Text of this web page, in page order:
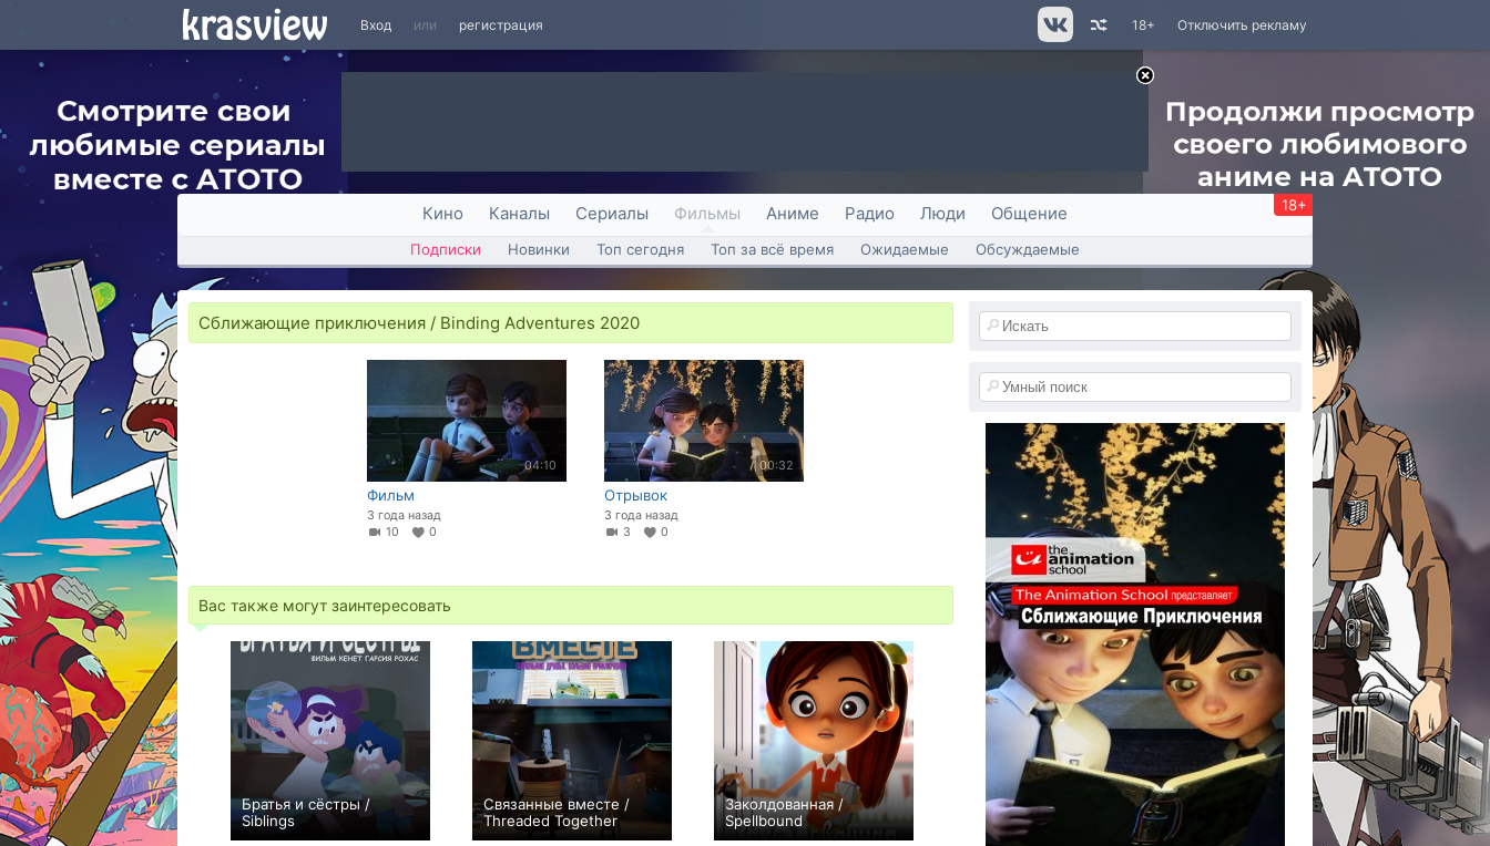
Вход или регистрация Отключить рекламу
18+
Кино Каналы Сериалы Фильмы Аниме Радио Люди Общение 18+
Подписки Новинки Топ сегодня Топ за всё время Ожидаемые Обсуждаемые
Сближающие приключения / Binding Adventures 2020
04:10
Фильм
3 года назад
10
0
00:32
Отрывок
3 года назад
3
0
Вас также могут заинтересовать
Братья и сёстры /
Siblings
+3
Связанные вместе /
Threaded Together
+1
Заколдованная /
Spellbound
+3